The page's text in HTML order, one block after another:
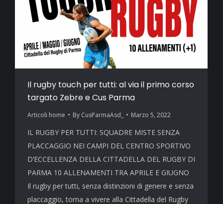
Il rugby touch per tutti: al via il primo corso
targato Zebre e Cus Parma
Articoli home By CusParmaAsd_ Marzo 5, 2022
IL RUGBY PER TUTTI: SQUADRE MISTE SENZA
PLACCAGGIO NEI CAMPI DEL CENTRO SPORTIVO
D’ECCELLENZA DELLA CITTADELLA DEL RUGBY DI
PARMA 10 ALLENAMENTI TRA APRILE E GIUGNO
Il rugby per tutti, senza distinzioni di genere e senza
placcaggio, torna a vivere alla Cittadella del Rugby